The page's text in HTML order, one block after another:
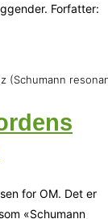
Forfatter:
(Schumann
for OM. Det er
«Schumann